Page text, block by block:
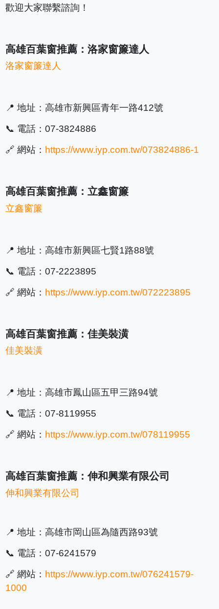
歡迎大家聯繫諮詢！
高雄百葉窗推薦：洛家窗簾達人
洛家窗簾達人
📍 地址：高雄市新興區青年一路412號
📞 電話：07-3824886
🔗 網站： https://www.iyp.com.tw/073824886-1
高雄百葉窗推薦：立鑫窗簾
立鑫窗簾
📍 地址：高雄市新興區七賢1路88號
📞 電話：07-2223895
🔗 網站： https://www.iyp.com.tw/072223895
高雄百葉窗推薦：佳美裝潢
佳美裝潢
📍 地址：高雄市鳳山區五甲三路94號
📞 電話：07-8119955
🔗 網站： https://www.iyp.com.tw/078119955
高雄百葉窗推薦：伸和興業有限公司
伸和興業有限公司
📍 地址：高雄市岡山區為隨西路93號
📞 電話：07-6241579
🔗 網站： https://www.iyp.com.tw/076241579-
1000